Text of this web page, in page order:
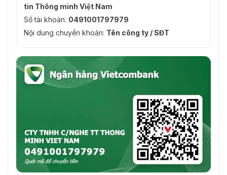
tin Thông minh Việt Nam
Số tài khoản: 0491001797979
Nội dung chuyển khoản: Tên công ty / SĐT